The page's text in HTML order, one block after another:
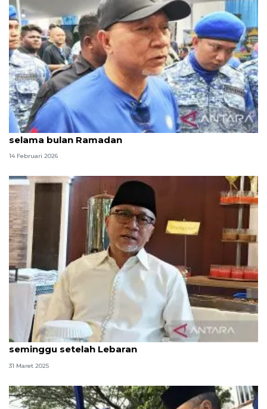
Menko Pangan pastikan MBG tetap berjalan
selama bulan Ramadan
14 Februari 2026
Menko Zulhas: Harga pangan kembali normal
seminggu setelah Lebaran
31 Maret 2025